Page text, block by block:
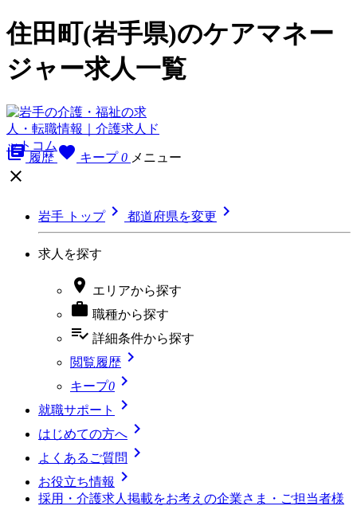
住田町(岩手県)のケアマネー
ジャー求人一覧
library_books 履歴 favorite キープ 0 メニュー

岩手 トップ 都道府県を変更 
求人を探す
 エリアから探す
 職種から探す
playlist_add_check 詳細条件から探す
閲覧履歴 
キープ0 
就職サポート 
はじめての方へ 
よくあるご質問 
お役立ち情報 
採用・介護求人掲載をお考えの企業さま・ご担当者様